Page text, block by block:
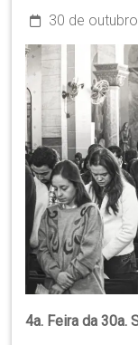
30 de
4a. Feira da 30a.